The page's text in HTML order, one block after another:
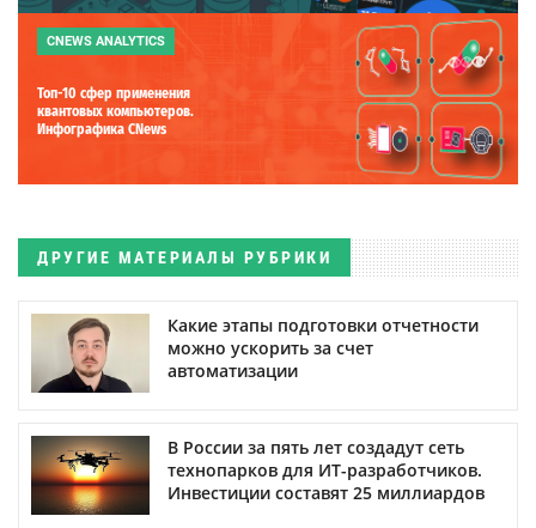
CNEWS ANALYTICS
Топ-10 сфер применения
квантовых компьютеров.
Инфографика CNews
ДРУГИЕ МАТЕРИАЛЫ РУБРИКИ
Какие этапы подготовки отчетности
можно ускорить за счет
автоматизации
В России за пять лет создадут сеть
технопарков для ИТ-разработчиков.
Инвестиции составят 25 миллиардов